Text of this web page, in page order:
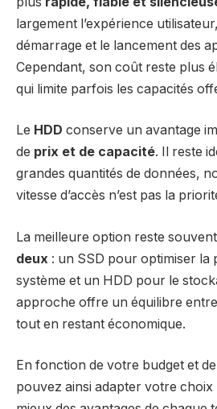
largement l’expérience
démarrage et le lancement des
Cependant, son coût reste plus
qui limite parfois les capacités
Le HDD conserve un avantage
de prix et de capacité. Il reste
grandes quantités de données,
vitesse d’accès n’est pas la
La meilleure option reste
deux : un SSD pour optimiser la
système et un HDD pour le
approche offre un équilibre entre
tout en restant économique.
En fonction de votre budget et
pouvez ainsi adapter votre